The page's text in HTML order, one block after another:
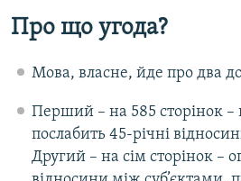
Про що угода?
Мова, власне, йде про два
Перший – на 585 сторінок –
послабить 45-річні
Другий – на сім сторінок –